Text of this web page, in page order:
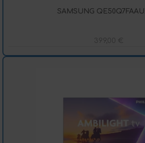
SAMSUNG
399,00 €